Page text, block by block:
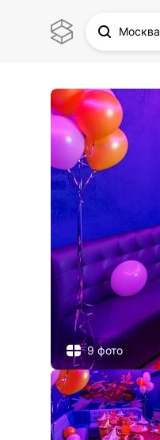
Москва
9 фото